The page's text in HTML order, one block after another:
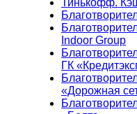
Тинькофф.
Indoor Group
ГК
«Дорожная